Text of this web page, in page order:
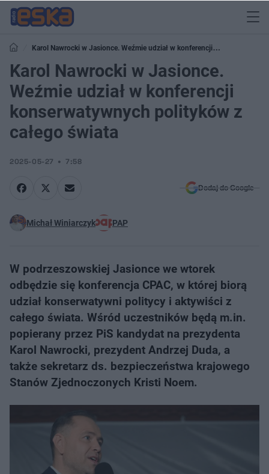
Karol Nawrocki w Jasionce. Weźmie udział w konferencji
konserwatywnych polityków z całego świata
Karol Nawrocki w Jasionce.
Weźmie udział w konferencji
konserwatywnych polityków z
całego świata
2025-05-27 7:58
Dodaj do Google
Michał Winiarczyk PAP
W podrzeszowskiej Jasionce we wtorek
odbędzie się konferencja CPAC, w której biorą
udział konserwatywni politycy i aktywiści z
całego świata. Wśród uczestników będą m.in.
popierany przez PiS kandydat na prezydenta
Karol Nawrocki, prezydent Andrzej Duda, a
także sekretarz ds. bezpieczeństwa krajowego
Stanów Zjednoczonych Kristi Noem.